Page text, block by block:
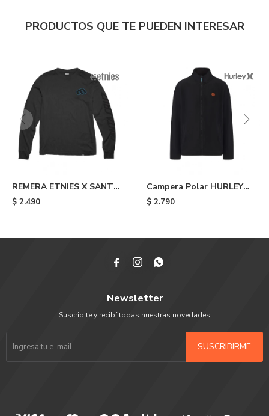
PRODUCTOS QUE TE PUEDEN INTERESAR
REMERA ETNIES X SANTA
CRUZ SCREAMING HAND -
$ 2.490
Campera Polar HURLEY
Terra - Black
$ 2.790
  
Newsletter
¡Suscribite y recibí todas nuestras novedades!
SUSCRIBIRME